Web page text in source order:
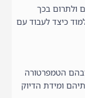
ולתרום בכך
כיצד לעבוד עם
ובהם הטמפרטורה
ומידת הדיוק